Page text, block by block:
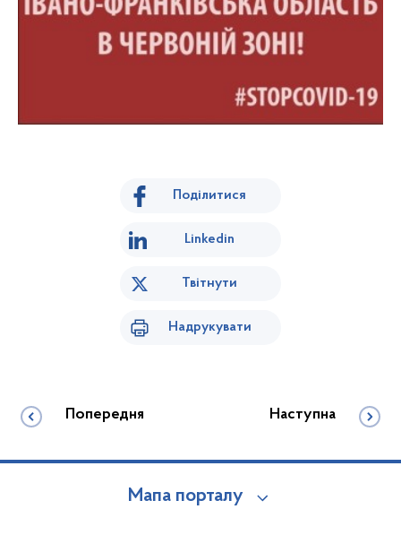
Поділитися
Linkedin
Твітнути
Надрукувати
Попередня Наступна
Мапа порталу